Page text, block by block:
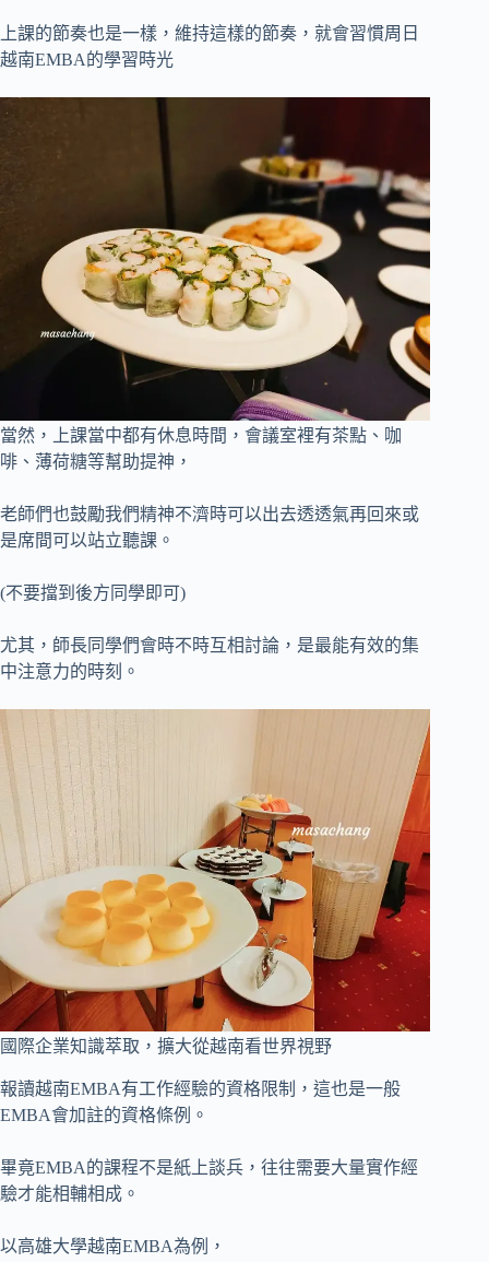
上課的節奏也是一樣，維持這樣的節奏，就會習慣周日
越南EMBA的學習時光
當然，上課當中都有休息時間，會議室裡有茶點、咖
啡、薄荷糖等幫助提神，
老師們也鼓勵我們精神不濟時可以出去透透氣再回來或
是席間可以站立聽課。
(不要擋到後方同學即可)
尤其，師長同學們會時不時互相討論，是最能有效的集
中注意力的時刻。
國際企業知識萃取，擴大從越南看世界視野
報讀越南EMBA有工作經驗的資格限制，這也是一般
EMBA會加註的資格條例。
畢竟EMBA的課程不是紙上談兵，往往需要大量實作經
驗才能相輔相成。
以高雄大學越南EMBA為例，